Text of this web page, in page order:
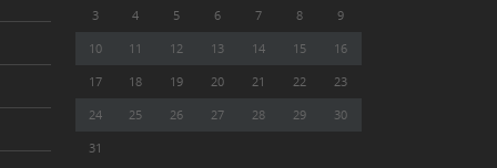
3
4 5 6 7 8
9
10
11 12 13 14 15
16
17
18 19 20 21 22
23
24
25 26 27 28 29
30
31